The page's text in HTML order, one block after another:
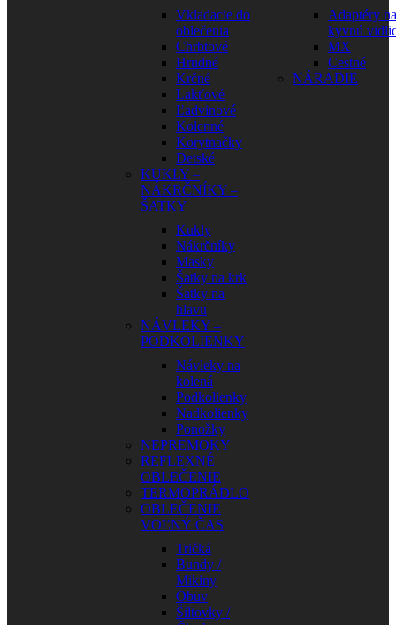
Vkladacie do
oblečenia
Chrbtové
Hrudné
Krčné
Lakťové
Ľadvinové
Kolenné
Korytnačky
Detské
KUKLY –
NÁKRČNÍKY –
ŠATKY
Kukly
Nákrčníky
Masky
Šatky na krk
Šatky na
hlavu
NÁVLEKY –
PODKOLIENKY
Návleky na
kolená
Podkolienky
Nadkolienky
Ponožky
NEPREMOKY
REFLEXNÉ
OBLEČENIE
TERMOPRÁDLO
OBLEČENIE
VOĽNÝ ČAS
Tričká
Bundy /
Mikiny
Obuv
Šiltovky /
Adaptéry na
kyvnú
MX
Cestné
NÁRADIE